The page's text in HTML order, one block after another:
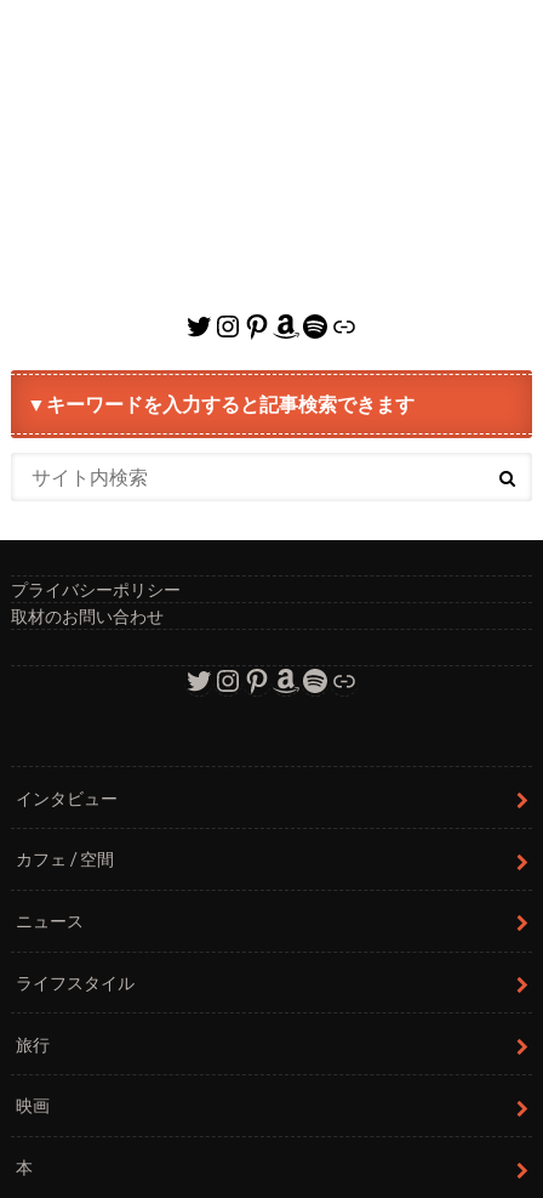
Twitter
Instagram
Pinterest
Amazon
Spotify
リンク
▼キーワードを入力すると記事検索できます
プライバシーポリシー
取材のお問い合わせ
Twitter
Instagram
Pinterest
Amazon
Spotify
リンク
インタビュー
カフェ / 空間
ニュース
ライフスタイル
旅行
映画
本